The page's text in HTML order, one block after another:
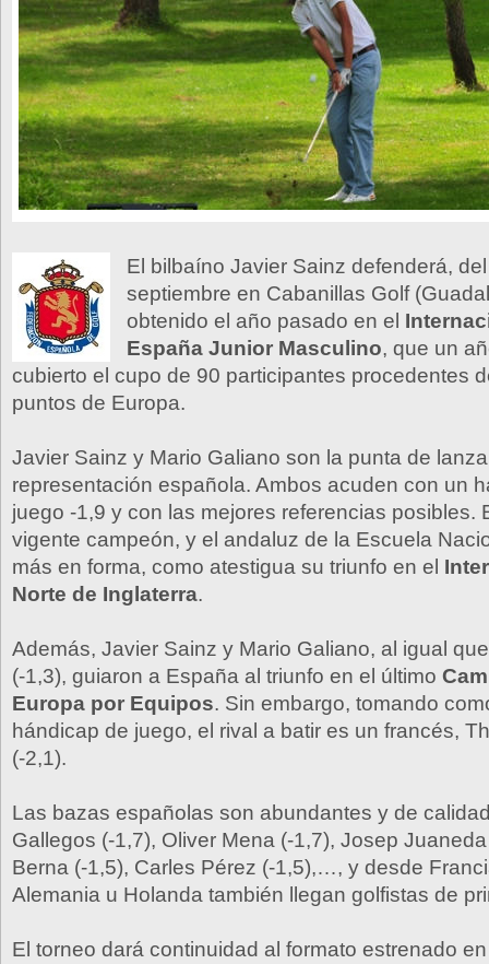
El bilbaíno Javier Sainz defenderá,
septiembre en Cabanillas Golf
obtenido el año pasado en el
España Junior Masculino, que un
cubierto el cupo de 90 participantes procedentes
puntos de Europa.
Javier Sainz y Mario Galiano son la punta de
representación española. Ambos acuden con un
juego -1,9 y con las mejores referencias posibles.
vigente campeón, y el andaluz de la Escuela
más en forma, como atestigua su triunfo en el
Norte de Inglaterra.
Además, Javier Sainz y Mario Galiano, al igual
(-1,3), guiaron a España al triunfo en el último
Europa por Equipos. Sin embargo, tomando
hándicap de juego, el rival a batir es un francés,
(-2,1).
Las bazas españolas son abundantes y de
Gallegos (-1,7), Oliver Mena (-1,7), Josep
Berna (-1,5), Carles Pérez (-1,5),…, y desde
Alemania u Holanda también llegan golfistas de
El torneo dará continuidad al formato estrenado